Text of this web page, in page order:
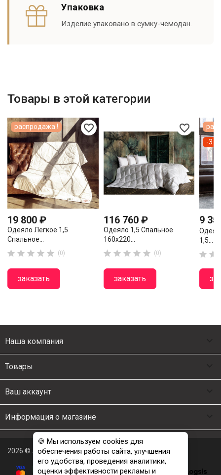
Упаковка
Изделие упаковано в сумку-чемодан.
Товары в этой категории
favorite_border
19 800 ₽
Одеяло Легкое 1,5
Спальное...
     (0)
заказать
распродажа ! favorite_border
116 760 ₽
Одеяло 1,5 Спальное
160х220...
     (0)
заказать
9
1,5...
 
-3
Наша компания
Товары
Ваш аккаунт
Информация о магазине
2026 © Люкс Постель
🍪 Мы используем cookies для
обеспечения работы сайта, улучшения
его удобства, проведения аналитики,
оценки эффективности рекламы и